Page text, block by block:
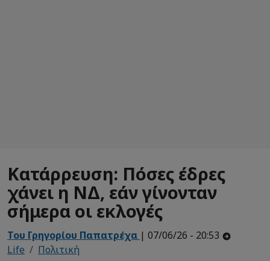
Κατάρρευση: Πόσες έδρες
χάνει η ΝΔ, εάν γίνονταν
σήμερα οι εκλογές
Του Γρηγορίου Παπατρέχα | 07/06/26 - 20:53
Life
Πολιτική